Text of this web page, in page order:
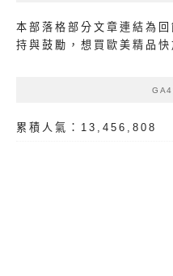
本部落格部分文章連結為
持與鼓勵，想買歐美精品 快
GA4
累積人氣：13,456,808